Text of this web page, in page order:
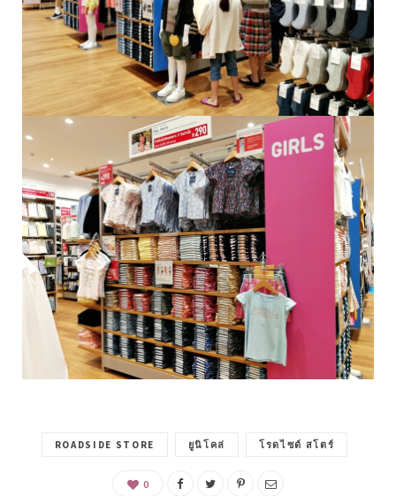
ROADSIDE STORE ยูนิโคล่ โรดไซด์ สโตร์
0